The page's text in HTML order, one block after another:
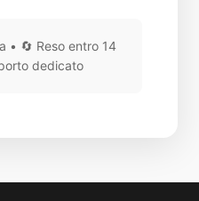
• 🔄 Reso entro 14
dedicato